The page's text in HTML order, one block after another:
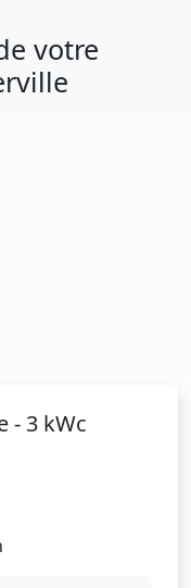
votre
- 3 kWc